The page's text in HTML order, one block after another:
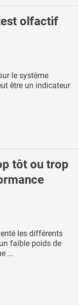
olfactif
le système
être un indicateur
tôt ou trop
les différents
faible poids de
...